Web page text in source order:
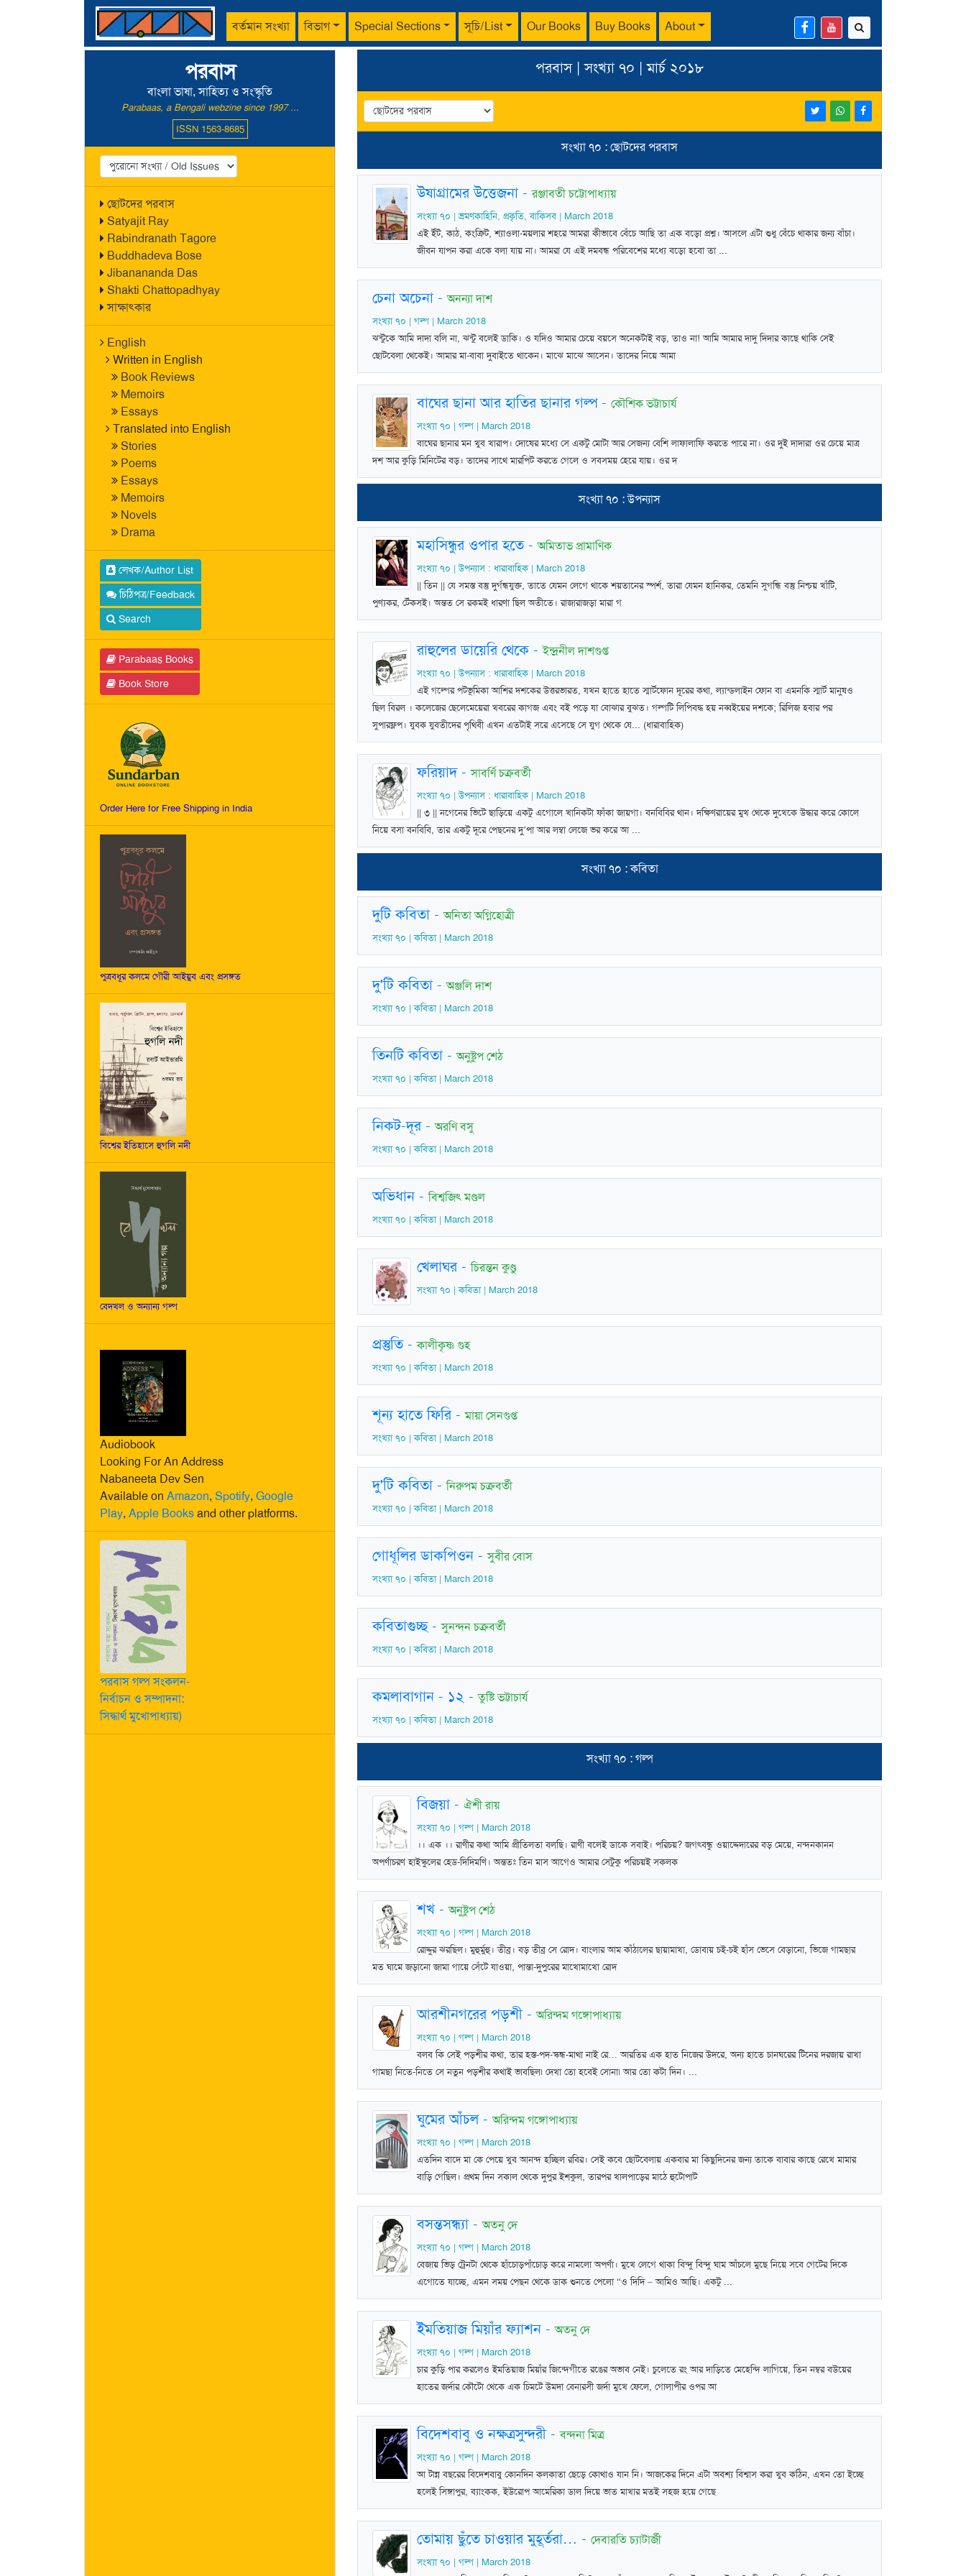
বর্তমান সংখ্যা বিভাগ Special Sections সূচি/List Our Books Buy Books About
পরবাস
বাংলা ভাষা, সাহিত্য ও সংস্কৃতি
Parabaas, a Bengali webzine since 1997 ...
ISSN 1563-8685
ছোটদের পরবাস
Satyajit Ray
Rabindranath Tagore
Buddhadeva Bose
Jibanananda Das
Shakti Chattopadhyay
সাক্ষাৎকার
English
Written in English
Book Reviews
Memoirs
Essays
Translated into English
Stories
Poems
Essays
Memoirs
Novels
Drama
লেখক/Author List
চিঠিপত্র/Feedback
Search
Parabaas Books
Book Store
Order Here for Free Shipping in India
পুত্রবধূর কলমে গৌরী আইয়ুব এবং প্রসঙ্গত
বিশ্বের ইতিহাসে হুগলি নদী
বেদখল ও অন্যান্য গল্প
Audiobook
Looking For An Address
Nabaneeta Dev Sen
Available on Amazon, Spotify, Google
Play, Apple Booksand other platforms.
পরবাস গল্প সংকলন-
নির্বাচন ও সম্পাদনা:
সিদ্ধার্থ মুখোপাধ্যায়)
পরবাস | সংখ্যা ৭০ | মার্চ ২০১৮
সংখ্যা ৭০ : ছোটদের পরবাস
উষাগ্রামের উত্তেজনা-রঞ্জাবতী চট্টোপাধ্যায়
সংখ্যা ৭০ | ভ্রমণকাহিনি, প্রকৃতি, বাকিসব | March 2018
এই ইঁট, কাঠ, কংক্রিট, শ্যাওলা-ময়লার শহরে আমরা কীভাবে বেঁচে আছি তা এক বড়ো প্রশ্ন। আসলে এটা শুধু বেঁচে থাকার জন্য বাঁচা।
জীবন যাপন করা একে বলা যায় না। আমরা যে এই দমবন্ধ পরিবেশের মধ্যে বড়ো হবো তা ...
চেনা অচেনা-অনন্যা দাশ
সংখ্যা ৭০ | গল্প | March 2018
ঝন্টুকে আমি দাদা বলি না, ঝন্টু বলেই ডাকি। ও যদিও আমার চেয়ে বয়সে অনেকটাই বড়, তাও না! আমি আমার দাদু দিদার কাছে থাকি সেই
ছোটবেলা থেকেই। আমার মা-বাবা দুবাইতে থাকেন। মাঝে মাঝে আসেন। তাদের নিয়ে আমা
বাঘের ছানা আর হাতির ছানার গল্প- কৌশিক ভট্টাচার্য
সংখ্যা ৭০ | গল্প | March 2018
বাঘের ছানার মন খুব খারাপ। দোষের মধ্যে সে একটু মোটা আর সেজন্য বেশি লাফালাফি করতে পারে না। ওর দুই দাদারা ওর চেয়ে মাত্র
দশ আর কুড়ি মিনিটের বড়। তাদের সাথে মারপিট করতে গেলে ও সবসময় হেরে যায়। ওর দ
সংখ্যা ৭০ : উপন্যাস
মহাসিন্ধুর ওপার হতে-অমিতাভ প্রামাণিক
সংখ্যা ৭০ | উপন্যাস : ধারাবাহিক | March 2018
|| তিন || যে সমস্ত বস্তু দুর্গন্ধযুক্ত, তাতে যেমন লেগে থাকে শয়তানের স্পর্শ, তারা যেমন হানিকর, তেমনি সুগন্ধি বস্তু নিশ্চয় খাঁটি,
পুণ্যকর, টেঁকসই। অন্তত সে রকমই ধারণা ছিল অতীতে। রাজারাজড়া মারা গ
রাহুলের ডায়েরি থেকে -ইন্দ্রনীল দাশগুপ্ত
সংখ্যা ৭০ | উপন্যাস : ধারাবাহিক | March 2018
এই গল্পের পটভূমিকা আশির দশকের উত্তরভারত, যখন হাতে হাতে স্মার্টফোন দূরের কথা, ল্যান্ডলাইন ফোন বা এমনকি স্মার্ট মানুষও
ছিল বিরল । কলেজের ছেলেমেয়েরা খবরের কাগজ এবং বই পড়ে যা বোঝার বুঝত। গল্পটি লিপিবদ্ধ হয় নব্বইয়ের দশকে; রিলিজ হবার পর
সুপারফ্লপ। যুবক যুবতীদের পৃথিবী এখন এতটাই সরে এসেছে সে যুগ থেকে যে... (ধারাবাহিক)
ফরিয়াদ-সাবর্ণি চক্রবর্তী
সংখ্যা ৭০ | উপন্যাস : ধারাবাহিক | March 2018
|| ৩ || নগেনের ভিটে ছাড়িয়ে একটু এগোলে খানিকটা ফাঁকা জায়গা। বনবিবির থান। দক্ষিণরায়ের মুখ থেকে দুখেকে উদ্ধার করে কোলে
নিয়ে বসা বনবিবি, তার একটু দূরে পেছনের দু’পা আর লম্বা লেজে ভর করে আ ...
সংখ্যা ৭০ : কবিতা
দুটি কবিতা-অনিতা অগ্নিহোত্রী
সংখ্যা ৭০ | কবিতা | March 2018
দু'টি কবিতা-অঞ্জলি দাশ
সংখ্যা ৭০ | কবিতা | March 2018
তিনটি কবিতা-অনুষ্টুপ শেঠ
সংখ্যা ৭০ | কবিতা | March 2018
নিকট-দূর-অরণি বসু
সংখ্যা ৭০ | কবিতা | March 2018
অভিধান -বিশ্বজিৎ মণ্ডল
সংখ্যা ৭০ | কবিতা | March 2018
খেলাঘর-চিরন্তন কুণ্ডু
সংখ্যা ৭০ | কবিতা | March 2018
প্রস্তুতি-কালীকৃষ্ণ গুহ
সংখ্যা ৭০ | কবিতা | March 2018
শূন্য হাতে ফিরি-মায়া সেনগুপ্ত
সংখ্যা ৭০ | কবিতা | March 2018
দু'টি কবিতা-নিরুপম চক্রবর্তী
সংখ্যা ৭০ | কবিতা | March 2018
গোধূলির ডাকপিওন -সুবীর বোস
সংখ্যা ৭০ | কবিতা | March 2018
কবিতাগুচ্ছ-সুনন্দন চক্রবর্তী
সংখ্যা ৭০ | কবিতা | March 2018
কমলাবাগান - ১২ -তুষ্টি ভট্টাচার্য
সংখ্যা ৭০ | কবিতা | March 2018
সংখ্যা ৭০ : গল্প
বিজয়া- ঐশী রায়
সংখ্যা ৭০ | গল্প | March 2018
।। এক ।। রাণীর কথা আমি প্রীতিলতা বলছি। রাণী বলেই ডাকে সবাই। পরিচয়? জগৎবন্ধু ওয়াদ্দেদারের বড় মেয়ে, নন্দনকানন
অপর্ণাচরণ হাইস্কুলের হেড-দিদিমণি। অন্ততঃ তিন মাস আগেও আমার সেটুকু পরিচয়ই সকলক
শখ-অনুষ্টুপ শেঠ
সংখ্যা ৭০ | গল্প | March 2018
রোদ্দুর ঝরছিল। মুহুর্মুহু। তীব্র। বড় তীব্র সে রোদ। বাংলার আম কাঁঠালের ছায়ামাখা, ডোবায় চই-চই হাঁস ভেসে বেড়ানো, ভিজে গামছার
মত ঘামে জড়ানো জামা গায়ে সেঁটে যাওয়া, পান্তা-দুপুরের মাখোমাখো রোদ
আরশীনগরের পড়শী-অরিন্দম গঙ্গোপাধ্যায়
সংখ্যা ৭০ | গল্প | March 2018
বলব কি সেই পড়শীর কথা, তার হস্ত-পদ-স্কন্ধ-মাথা নাই রে… আরতির এক হাত নিজের উদরে, অন্য হাতে চানঘরের টিনের দরজায় রাখা
গামছা নিতে-নিতে সে নতুন পড়শীর কথাই ভাবছিল৷ দেখা তো হবেই সোনা৷ আর তো কটা দিন। ...
ঘুমের আঁচল-অরিন্দম গঙ্গোপাধ্যায়
সংখ্যা ৭০ | গল্প | March 2018
এতদিন বাদে মা কে পেয়ে খুব আনন্দ হচ্ছিল রবির। সেই কবে ছোটবেলায় একবার মা কিছুদিনের জন্য তাকে বাবার কাছে রেখে মামার
বাড়ি গেছিল। প্রথম দিন সকাল থেকে দুপুর ইশকুল, তারপর খালপাড়ের মাঠে হুটোপাট
বসন্তসন্ধ্যা-অতনু দে
সংখ্যা ৭০ | গল্প | March 2018
বেজায় ভিড় ট্রেনটা থেকে হাঁচোড়পাঁচোড় করে নামলো অপর্ণা। মুখে লেগে থাকা বিন্দু বিন্দু ঘাম আঁচলে মুছে নিয়ে সবে গেটের দিকে
এগোতে যাচ্ছে, এমন সময় পেছন থেকে ডাক শুনতে পেলো “ও দিদি – আমিও আছি। একটু ...
ইমতিয়াজ মিয়াঁর ফ্যাশন -অতনু দে
সংখ্যা ৭০ | গল্প | March 2018
চার কুড়ি পার করলেও ইমতিয়াজ মিয়াঁর জিন্দেগীতে রঙের অভাব নেই। চুলেতে রং আর দাড়িতে মেহেন্দি লাগিয়ে, তিন নম্বর বউয়ের
হাতের জর্দার কৌটো থেকে এক চিমটে উমদা বেনারসী জর্দা মুখে ফেলে, গোলাপীর ওপর আ
বিদেশবাবু ও নক্ষত্রসুন্দরী-বন্দনা মিত্র
সংখ্যা ৭০ | গল্প | March 2018
আ টান্ন বছরের বিদেশবাবু কোনদিন কলকাতা ছেড়ে কোথাও যান নি। আজকের দিনে এটা অবশ্য বিশ্বাস করা খুব কঠিন, এখন তো ইচ্ছে
হলেই সিঙ্গাপুর, ব্যাংকক, ইউরোপ আমেরিকা ডাল দিয়ে ভাত মাখার মতই সহজ হয়ে গেছে
তোমায় ছুঁতে চাওয়ার মুহূর্তরা… - দেবারতি চ্যাটার্জী
সংখ্যা ৭০ | গল্প | March 2018